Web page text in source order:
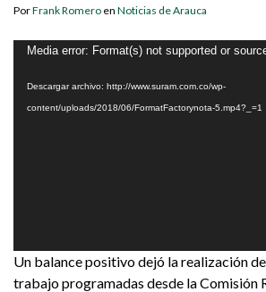
PorFrank Romero en Noticias de Arauca
Reproductor
vídeo
Media error: Format(s) not supported or
Descargar archivo: http://www.suram.com.co/wp-
content/uploads/2018/06/FormatFactorynota-5.mp4?_=1
Un balance positivo dejó la realización
trabajo programadas desde la Comisión